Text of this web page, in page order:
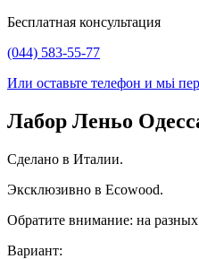
Бесплатная консультация
(044) 583-55-77
Или оставьте телефон и мьі
Лабор Леньо
Сделано в Италии.
Эксклюзивно в Ecowood.
Обратите внимание: на
Вариант: